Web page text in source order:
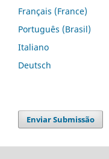
Français (France)
Português (Brasil)
Italiano
Deutsch
Enviar Submissão